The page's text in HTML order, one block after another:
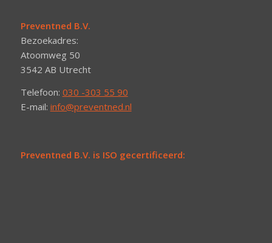
Preventned B.V.
Bezoekadres:
Atoomweg 50
3542 AB Utrecht
Telefoon: 030 -303 55 90
E-mail: info@preventned.nl
Preventned B.V. is ISO gecertificeerd: